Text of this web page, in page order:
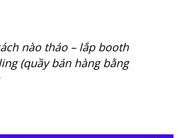
nào tháo – lắp booth
(quầy bán hàng bằng